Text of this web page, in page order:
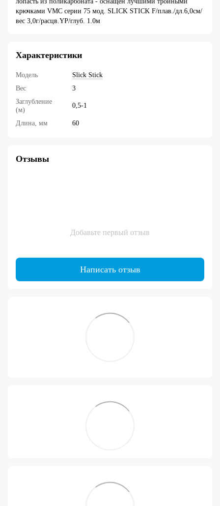
крючками VMC серии 75 мод. SLICK STICK F/плав./дл.6,0см/
вес 3,0г/расцв.YP/глуб. 1.0м
Характеристики
Модель
Slick Stick
Вес
3
Заглубление
(м)
0,5-1
Длина, мм 60
Отзывы
Добавьте первый отзыв
Написать отзыв